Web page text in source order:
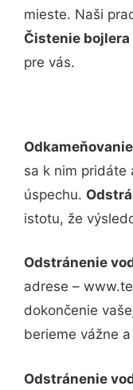
mieste. Naši
Čistenie bojlera
pre vás.
sa k nim pridáte
úspechu.
istotu, že
Odstránenie
adrese –
dokončenie
berieme vážne
Odstránenie